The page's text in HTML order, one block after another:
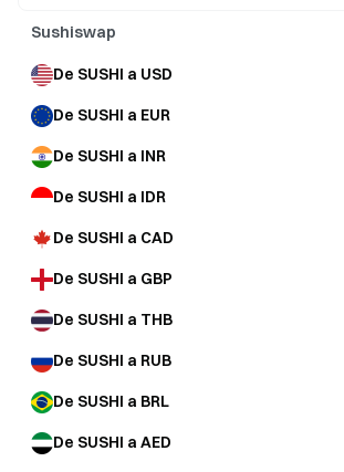
Sushiswap
De SUSHI a USD
De SUSHI a EUR
De SUSHI a INR
De SUSHI a IDR
De SUSHI a CAD
De SUSHI a GBP
De SUSHI a THB
De SUSHI a RUB
De SUSHI a BRL
De SUSHI a AED